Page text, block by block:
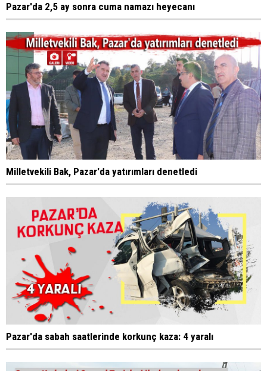
Pazar'da 2,5 ay sonra cuma namazı heyecanı
Milletvekili Bak, Pazar'da yatırımları denetledi
Pazar'da sabah saatlerinde korkunç kaza: 4 yaralı